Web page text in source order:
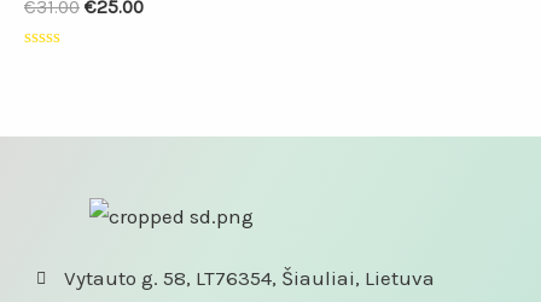
€31.00 €25.00
Vytauto g. 58, LT76354, Šiauliai, Lietuva